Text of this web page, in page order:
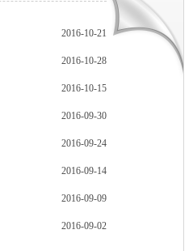
2016-10-21
2016-10-28
2016-10-15
2016-09-30
2016-09-24
2016-09-14
2016-09-09
2016-09-02